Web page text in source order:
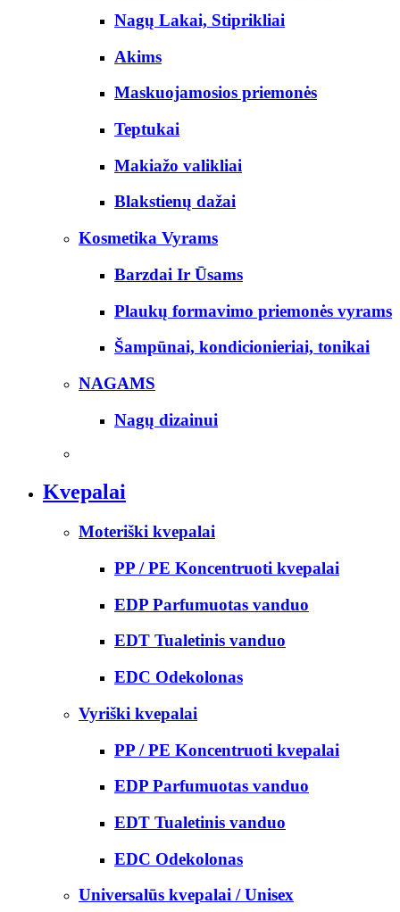
Nagų Lakai, Stiprikliai
Akims
Maskuojamosios priemonės
Teptukai
Makiažo valikliai
Blakstienų dažai
Kosmetika Vyrams
Barzdai Ir Ūsams
Plaukų formavimo priemonės vyrams
Šampūnai, kondicionieriai, tonikai
NAGAMS
Nagų dizainui
Kvepalai
Moteriški kvepalai
PP / PE Koncentruoti kvepalai
EDP Parfumuotas vanduo
EDT Tualetinis vanduo
EDC Odekolonas
Vyriški kvepalai
PP / PE Koncentruoti kvepalai
EDP Parfumuotas vanduo
EDT Tualetinis vanduo
EDC Odekolonas
Universalūs kvepalai / Unisex